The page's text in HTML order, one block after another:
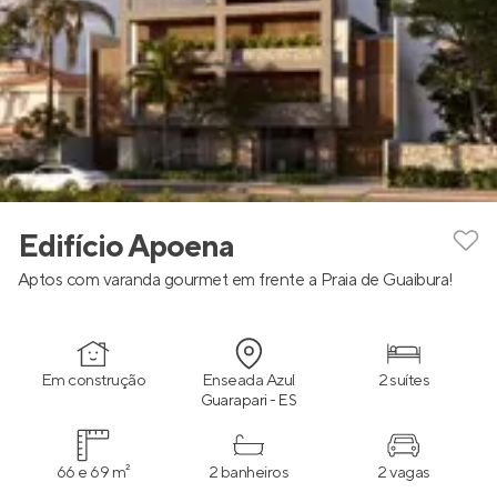
Edifício Apoena
Aptos com varanda gourmet em frente a Praia de Guaibura!
Em construção Enseada Azul
Guarapari - ES
2 suítes
66 e 69 m² 2 banheiros 2 vagas